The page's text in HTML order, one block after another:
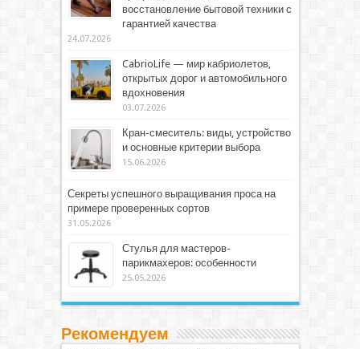
восстановление бытовой техники с
гарантией качества
24.07.2026
CabrioLife — мир кабриолетов,
открытых дорог и автомобильного
вдохновения
03.07.2026
Кран-смеситель: виды, устройство
и основные критерии выбора
15.06.2026
Секреты успешного выращивания проса на
примере проверенных сортов
31.05.2026
Стулья для мастеров-
парикмахеров: особенности
25.05.2026
Рекомендуем